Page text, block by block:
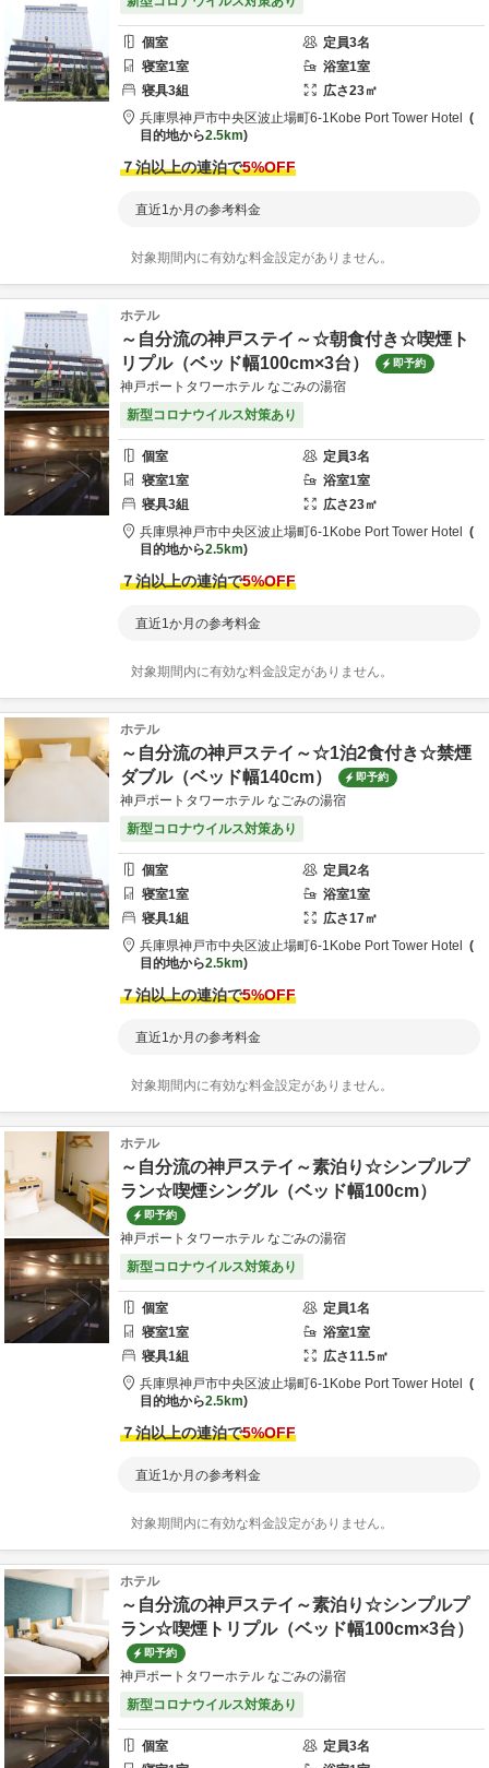
個室 定員3名
寝室1室 浴室1室
寝具3組 広さ23㎡
兵庫県神戸市中央区波止場町6-1 Kobe Port Tower Hotel
目的地から2.5km
７泊以上の連泊で5%OFF
直近1か月の参考料金
対象期間内に有効な料金設定がありません。
ホテル
～自分流の神戸ステイ～☆朝食付き☆喫煙ト
リプル（ベッド幅100cm×3台）
即予約
神戸ポートタワーホテル なごみの湯宿
新型コロナウイルス対策あり
個室 定員3名
寝室1室 浴室1室
寝具3組 広さ23㎡
兵庫県神戸市中央区波止場町6-1 Kobe Port Tower Hotel
目的地から2.5km
７泊以上の連泊で5%OFF
直近1か月の参考料金
対象期間内に有効な料金設定がありません。
ホテル
～自分流の神戸ステイ～☆1泊2食付き☆禁煙
ダブル（ベッド幅140cm）
即予約
神戸ポートタワーホテル なごみの湯宿
新型コロナウイルス対策あり
個室 定員2名
寝室1室 浴室1室
寝具1組 広さ17㎡
兵庫県神戸市中央区波止場町6-1 Kobe Port Tower Hotel
目的地から2.5km
７泊以上の連泊で5%OFF
直近1か月の参考料金
対象期間内に有効な料金設定がありません。
ホテル
～自分流の神戸ステイ～素泊り☆シンプルプ
ラン☆喫煙シングル（ベッド幅100cm）
即予約
神戸ポートタワーホテル なごみの湯宿
新型コロナウイルス対策あり
個室 定員1名
寝室1室 浴室1室
寝具1組 広さ11.5㎡
兵庫県神戸市中央区波止場町6-1 Kobe Port Tower Hotel
目的地から2.5km
７泊以上の連泊で5%OFF
直近1か月の参考料金
対象期間内に有効な料金設定がありません。
ホテル
～自分流の神戸ステイ～素泊り☆シンプルプ
ラン☆喫煙トリプル（ベッド幅100cm×3台）
即予約
神戸ポートタワーホテル なごみの湯宿
新型コロナウイルス対策あり
個室 定員3名